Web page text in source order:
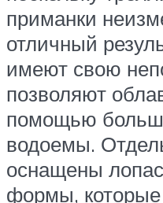
приманки
отличный
имеют свою
позволяют
помощью
водоемы.
оснащены
формы,